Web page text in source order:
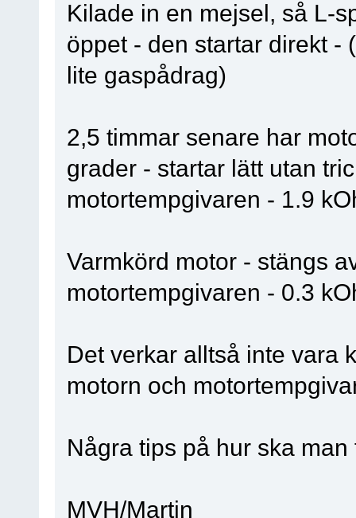
Kilade in en mejsel, så L-
öppet - den startar direkt -
lite gaspådrag)
2,5 timmar senare har
grader - startar lätt utan
motortempgivaren - 1.9
Varmkörd motor - stängs
motortempgivaren - 0.3
Det verkar alltså inte vara
motorn och
Några tips på hur ska
MVH/Martin